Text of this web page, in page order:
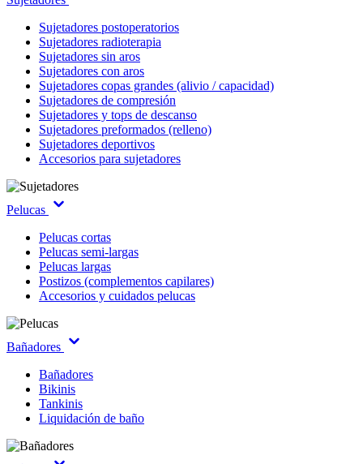
Sujetadores postoperatorios
Sujetadores radioterapia
Sujetadores sin aros
Sujetadores con aros
Sujetadores copas grandes (alivio / capacidad)
Sujetadores de compresión
Sujetadores y tops de descanso
Sujetadores preformados (relleno)
Sujetadores deportivos
Accesorios para sujetadores
Pelucas
Pelucas cortas
Pelucas semi-largas
Pelucas largas
Postizos (complementos capilares)
Accesorios y cuidados pelucas
Bañadores
Bañadores
Bikinis
Tankinis
Liquidación de baño